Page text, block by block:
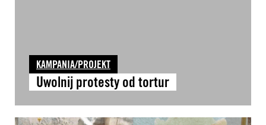
KAMPANIA/PROJEKT
Uwolnij protesty od tortur